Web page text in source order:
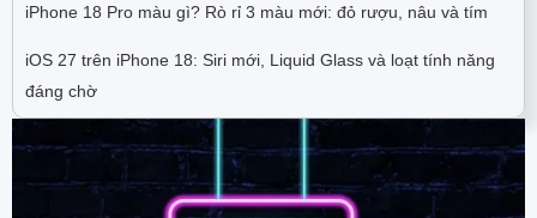
iPhone 18 Pro màu gì? Rò rỉ 3 màu mới: đỏ rượu, nâu và tím
iOS 27 trên iPhone 18: Siri mới, Liquid Glass và loạt tính năng
đáng chờ